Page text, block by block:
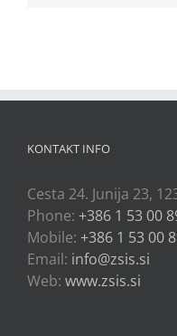
KONTAKT INFO
Cesta 24. Junija 23,
Phone: +386 1 53 00
Mobile: +386 1 53 00
Email: info@zsis.si
Web: www.zsis.si